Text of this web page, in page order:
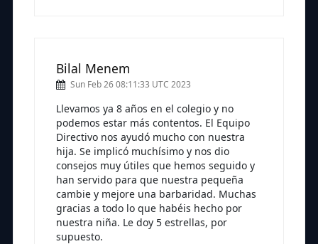
Bilal Menem
Sun Feb 26 08:11:33 UTC 2023
Llevamos ya 8 años en el colegio y no
podemos estar más contentos. El Equipo
Directivo nos ayudó mucho con nuestra
hija. Se implicó muchísimo y nos dio
consejos muy útiles que hemos seguido y
han servido para que nuestra pequeña
cambie y mejore una barbaridad. Muchas
gracias a todo lo que habéis hecho por
nuestra niña. Le doy 5 estrellas, por
supuesto.